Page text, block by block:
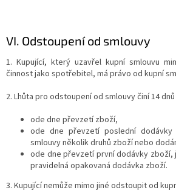
VI. Odstoupení od smlouvy
1. Kupující, který uzavřel kupní smlouvu
činnost jako spotřebitel, má právo od kupní
2. Lhůta pro odstoupení od smlouvy činí 14 dnů
ode dne převzetí zboží,
ode dne převzetí poslední
smlouvy několik druhů zboží nebo
ode dne převzetí první dodávky
pravidelná opakovaná dodávka zboží.
3. Kupující nemůže mimo jiné odstoupit od